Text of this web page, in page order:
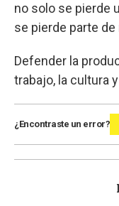
no solo se pierde
se pierde parte
Defender la
trabajo, la cultura
¿Encontraste un error?